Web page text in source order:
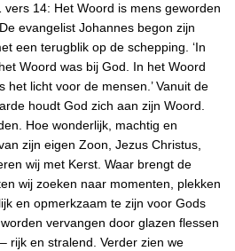
14: Het Woord is mens geworden
evangelist Johannes begon zijn
een terugblik op de schepping. ‘In
Woord was bij God. In het Woord
het licht voor de mensen.’ Vanuit de
houdt God zich aan zijn Woord.
Hoe wonderlijk, machtig en
zijn eigen Zoon, Jezus Christus,
wij met Kerst. Waar brengt de
wij zoeken naar momenten, plekken
en opmerkzaam te zijn voor Gods
vervangen door glazen flessen
rijk en stralend. Verder zien we